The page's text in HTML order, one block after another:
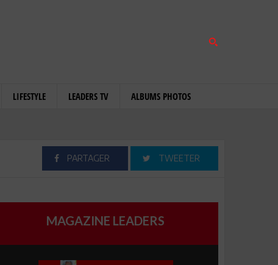
LIFESTYLE LEADERS TV ALBUMS PHOTOS
PARTAGER TWEETER
MAGAZINE LEADERS